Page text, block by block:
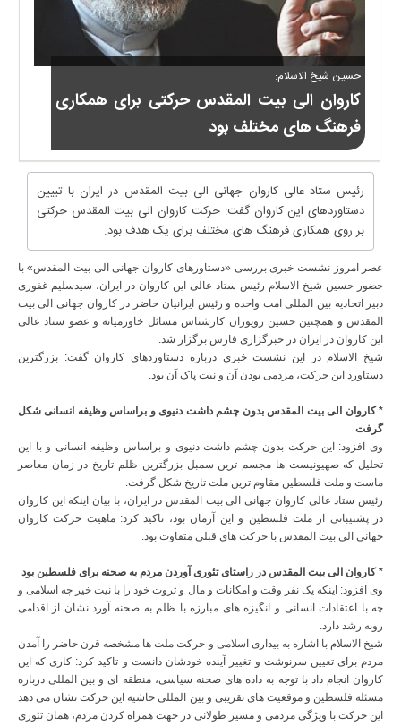
حسین شیخ الاسلام:
کاروان الی بیت المقدس حرکتی برای همکاری
فرهنگ های مختلف بود
رئیس ستاد عالی کاروان جهانی الی بیت المقدس در ایران با تبیین
دستاوردهای این کاروان گفت: حرکت کاروان الی بیت المقدس حرکتی
بر روی همکاری فرهنگ های مختلف برای یک هدف بود.
عصر امروز نشست خبری بررسی «دستاورهای کاروان جهانی الی بیت المقدس» با
حضور حسین شیخ الاسلام رئیس ستاد عالی این کاروان در ایران، سیدسلیم غفوری
دبیر اتحادیه بین المللی امت واحده و رئیس ایرانیان حاضر در کاروان جهانی الی بیت
المقدس و همچنین حسین رویوران کارشناس مسائل خاورمیانه و عضو ستاد عالی
این کاروان در ایران در خبرگزاری فارس برگزار شد.
شیخ الاسلام در این نشست خبری درباره دستاوردهای کاروان گفت: بزرگترین
دستاورد این حرکت، مردمی بودن آن و نیت پاک آن بود.
* کاروان الی بیت المقدس بدون چشم داشت دنیوی و براساس وظیفه انسانی شکل
گرفت
وی افزود: این حرکت بدون چشم داشت دنیوی و براساس وظیفه انسانی و با این
تحلیل که صهیونیست ها مجسم ترین سمبل بزرگترین ظلم تاریخ در زمان معاصر
ماست و ملت فلسطین مقاوم ترین ملت تاریخ شکل گرفت.
رئیس ستاد عالی کاروان جهانی الی بیت المقدس در ایران، با بیان اینکه این کاروان
در پشتیبانی از ملت فلسطین و این آرمان بود، تاکید کرد: ماهیت حرکت کاروان
جهانی الی بیت المقدس با حرکت های قبلی متفاوت بود.
* کاروان الی بیت المقدس در راستای تئوری آوردن مردم به صحنه برای فلسطین بود
وی افزود: اینکه یک نفر وقت و امکانات و مال و ثروت خود را با نیت خیر چه اسلامی و
چه با اعتقادات انسانی و انگیزه های مبارزه با ظلم به صحنه آورد نشان از اقدامی
روبه رشد دارد.
شیخ الاسلام با اشاره به بیداری اسلامی و حرکت ملت ها مشخصه قرن حاضر را آمدن
مردم برای تعیین سرنوشت و تغییر آینده خودشان دانست و تاکید کرد: کاری که این
کاروان انجام داد با توجه به داده های صحنه سیاسی، منطقه ای و بین المللی درباره
مسئله فلسطین و موقعیت های تقریبی و بین المللی حاشیه این حرکت نشان می دهد
این حرکت با ویژگی مردمی و مسیر طولانی در جهت همراه کردن مردم، همان تئوری